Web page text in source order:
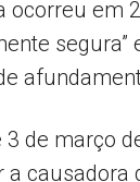
em
de março